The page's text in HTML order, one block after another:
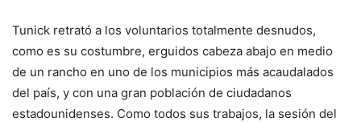
Tunick retrató a los voluntarios totalmente desnudos,
como es su costumbre, erguidos cabeza abajo en medio
de un rancho en uno de los municipios más acaudalados
del país, y con una gran población de ciudadanos
estadounidenses. Como todos sus trabajos, la sesión del